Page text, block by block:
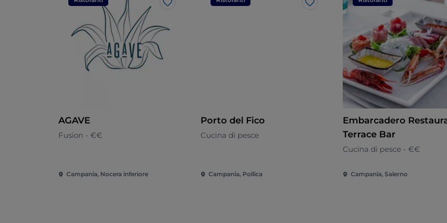
Like
AGAVE
Fusion - €€
Campania, Nocera inferiore
Like
Porto del Fico
Cucina di pesce
Campania, Pollica
Embarcadero
Terrace Bar
Cucina di pesce - €€
Campania, Salerno